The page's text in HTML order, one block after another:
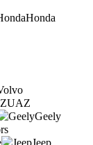
Honda
UAZ
Geely
Jeep